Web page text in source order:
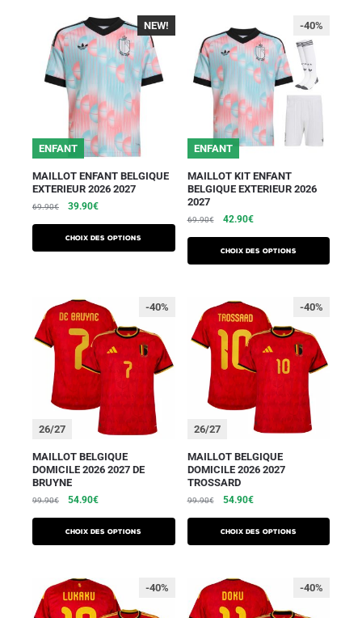
-40%
ENFANT
NEW!
MAILLOT ENFANT BELGIQUE
EXTERIEUR 2026 2027
69.90€ 39.90€
Choix des options
ENFANT
-40%
MAILLOT KIT ENFANT
BELGIQUE EXTERIEUR 2026
2027
69.90€ 42.90€
Choix des options
26/27
-40%
MAILLOT BELGIQUE
DOMICILE 2026 2027 DE
BRUYNE
99.90€ 54.90€
Choix des options
26/27
-40%
MAILLOT BELGIQUE
DOMICILE 2026 2027
TROSSARD
99.90€ 54.90€
Choix des options
-40% -40%